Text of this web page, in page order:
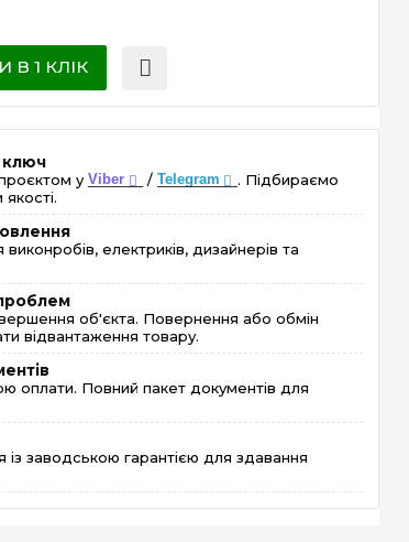
В 1 КЛІК
ключ
уViber / Telegram
. Підбираємо
електриків, дизайнерів та
об'єкта. Повернення або обмін
відвантаження товару.
Повний пакет документів для
заводською гарантією для здавання